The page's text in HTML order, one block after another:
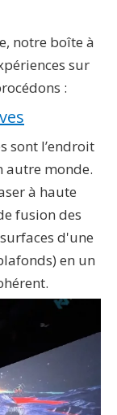
notre boîte à
sur
:
sont l’endroit
autre monde.
à haute
fusion des
d'une
en un